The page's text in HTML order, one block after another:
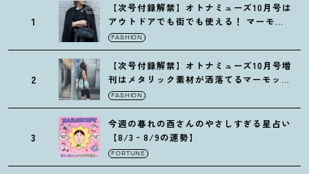
1
【次号付録解禁】オトナミューズ10月号は
アウトドアでも街でも使える ！ マーモッ
トの黒ショルダー
FASHION
2
【次号付録解禁】オトナミューズ10月号増
刊はメタリック素材が洒落てるマーモット
の保冷バッグ
FASHION
3
今週の暮れの酉さんのやさしすぎる星占い
【8/3‐8/9の運勢】
FORTUNE